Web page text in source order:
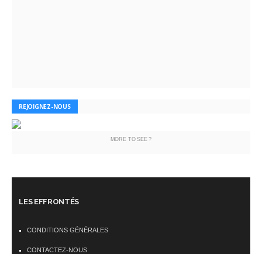
REJOIGNEZ-NOUS
MORE TO SEE ?
LES EFFRONTÉS
CONDITIONS GÉNÉRALES
CONTACTEZ-NOUS